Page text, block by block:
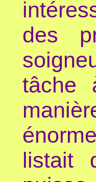
des
tâche
listait